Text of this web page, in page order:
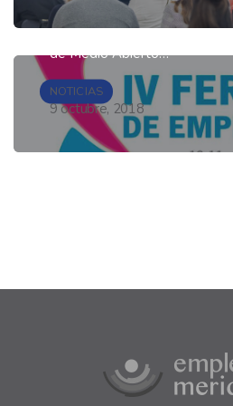
NOTICIAS
experiencia en inserción
profesionales de Meridianos
de Medio Abierto…
9 octubre, 2018